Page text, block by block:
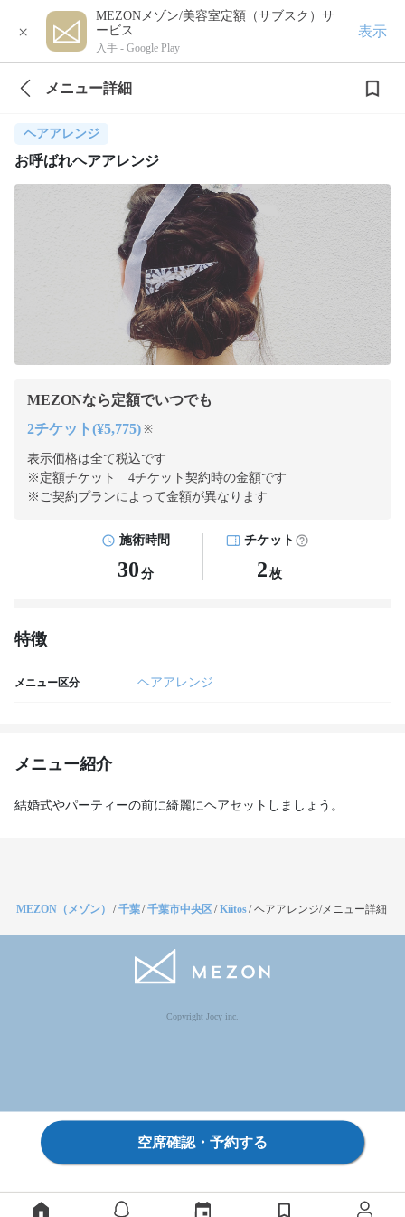
×
MEZONメゾン/美容室定額（サブスク）サ
ービス
入手 - Google Play
表示
メニュー詳細
ヘアアレンジ
お呼ばれヘアアレンジ
MEZONなら定額でいつでも
2チケット(¥5,775) ※
表示価格は全て税込です
※定額チケット 4チケット契約時の金額です
※ご契約プランによって金額が異なります
施術時間
30 分
チケット
2 枚
特徴
メニュー区分 ヘアアレンジ
メニュー紹介
結婚式やパーティーの前に綺麗にヘアセットしましょう。
MEZON（メゾン） /千葉/千葉市中央区/Kiitos/ヘアアレンジ/メニュー詳細
Copyright Jocy inc.
空席確認・予約する